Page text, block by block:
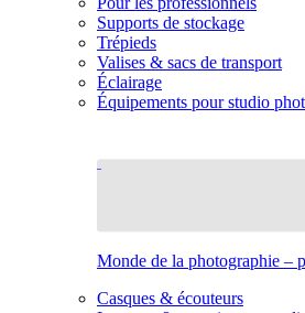
Supports de stockage
Trépieds
Valises & sacs de transport
Éclairage
Équipements pour studio
Monde de la photographie –
Casques & écouteurs